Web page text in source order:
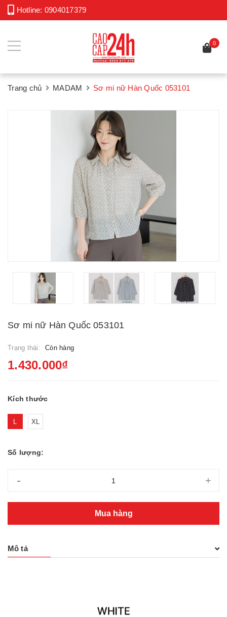
Hotline: 0904017379
0
Trang chủ MADAM Sơ mi nữ Hàn Quốc 053101
Sơ mi nữ Hàn Quốc 053101
Trạng thái: Còn hàng
1.430.000₫
Kích thước
L XL
Số lượng:
- +
Mua hàng
Mô tả